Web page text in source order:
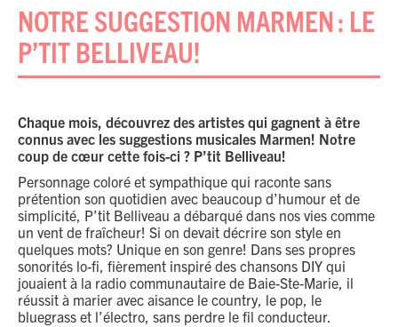
NOTRE SUGGESTION MARMEN : LE
P’TIT BELLIVEAU!
Chaque mois, découvrez des artistes qui gagnent à être
connus avec les suggestions musicales Marmen! Notre
coup de cœur cette fois-ci ? P’tit Belliveau!
Personnage coloré et sympathique qui raconte sans
prétention son quotidien avec beaucoup d’humour et de
simplicité, P’tit Belliveau a débarqué dans nos vies comme
un vent de fraîcheur! Si on devait décrire son style en
quelques mots? Unique en son genre! Dans ses propres
sonorités lo-fi, fièrement inspiré des chansons DIY qui
jouaient à la radio communautaire de Baie-Ste-Marie, il
réussit à marier avec aisance le country, le pop, le
bluegrass et l’électro, sans perdre le fil conducteur.